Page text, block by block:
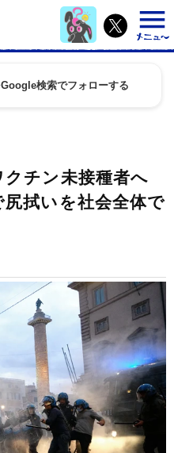
検索でフォローする
チン未接種者へ
拭いを社会全体で